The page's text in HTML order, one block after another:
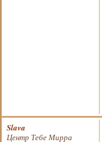
Slava
Центр Тебе Мирра